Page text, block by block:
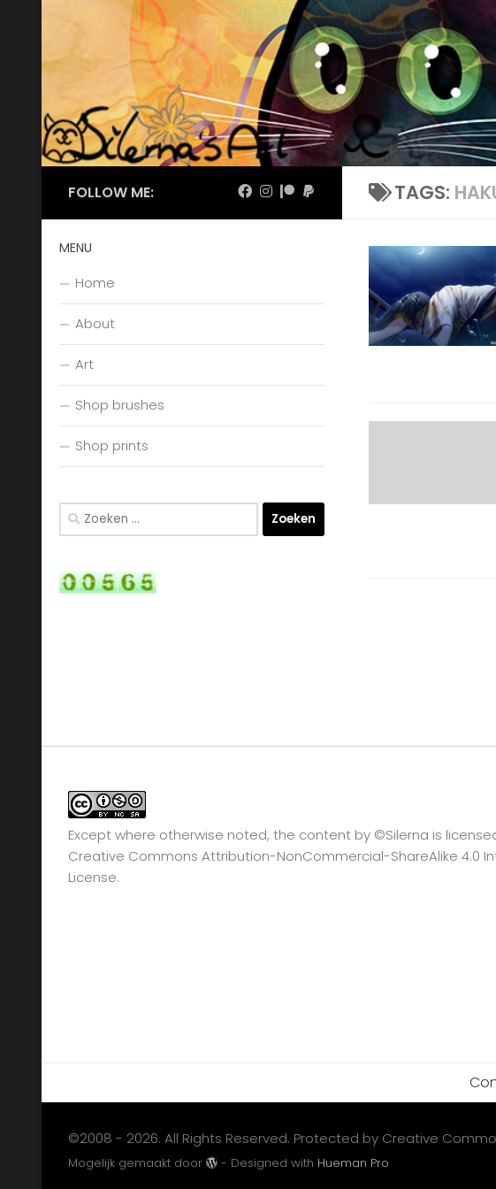
Skip to content
TAGS:
FOLLOW ME:
MENU
Home
About
Art
Shop brushes
Shop prints
Zoeken
naar:
Except where otherwise noted, the content by ©Silerna is
Creative Commons Attribution-NonCommercial-ShareAlike 4.0
License.
©2008 - 2026. All Rights Reserved. Protected by Creative
Mogelijk gemaakt door - Designed with Hueman Pro